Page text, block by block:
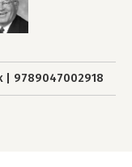
9789047002918